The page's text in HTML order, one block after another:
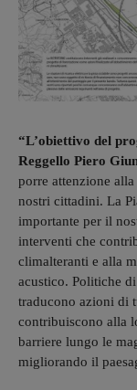
“L’obiettivo del
Reggello Piero
porre attenzione
nostri cittadini. La
importante per il
interventi che
climalteranti e alla
acustico. Politiche
traducono azioni di
contribuiscono alla
barriere lungo le
migliorando il